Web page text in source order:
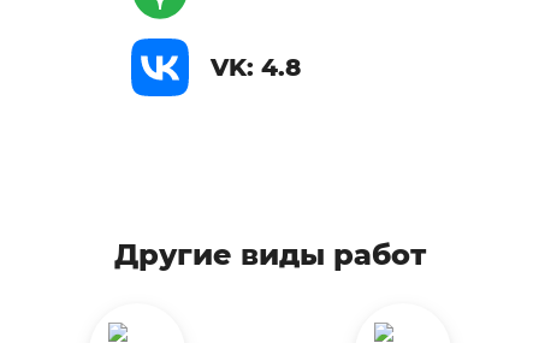
VK: 4.8
Другие виды работ